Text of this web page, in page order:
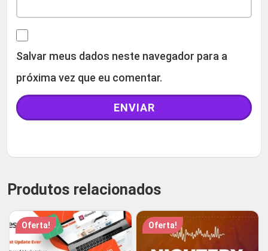
Salvar meus dados neste navegador para a
próxima vez que eu comentar.
Produtos relacionados
Oferta! Oferta!